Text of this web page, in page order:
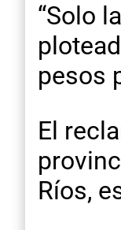
“Solo
pesos
El
Ríos,